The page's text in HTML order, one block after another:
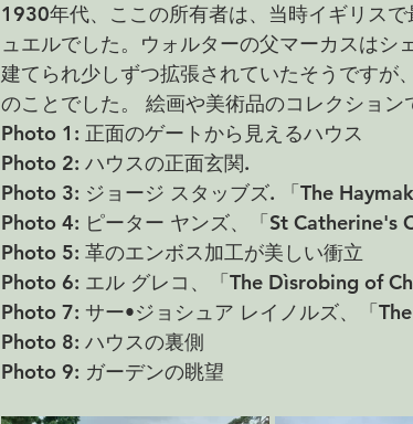
1930年代、ここの所有者は、当時イギリス
ュエルでした。ウォルターの父マーカスは
建てられ少しずつ拡張されていたそうです
のことでした。 絵画や美術品のコレクション
Photo 1: 正面のゲートから見えるハウス
Photo 2: ハウスの正面玄関.
Photo 3: ジョージ スタッブズ. 「The
Photo 4: ピーター ヤンズ、「St Catherine's
Photo 5: 革のエンボス加工が美しい衝立
Photo 6: エル グレコ、「The Dìsrobing of
Photo 7: サー•ジョシュア レイノルズ、「
Photo 8: ハウスの裏側
Photo 9: ガーデンの眺望